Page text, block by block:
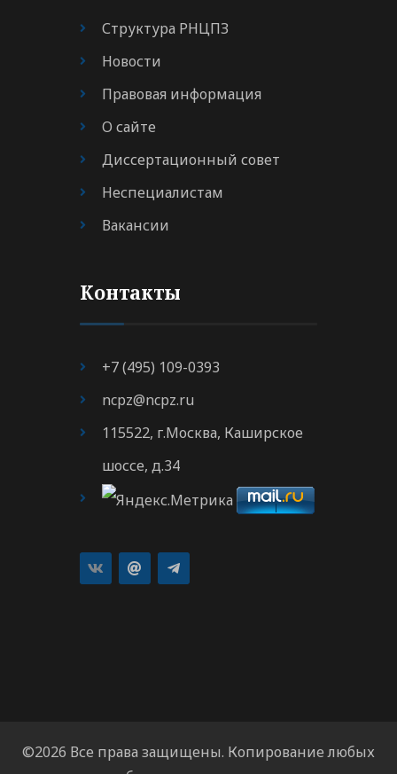
Структура РНЦПЗ
Новости
Правовая информация
О сайте
Диссертационный совет
Неспециалистам
Вакансии
Контакты
+7 (495) 109-0393
ncpz@ncpz.ru
115522, г.Москва, Каширское
шоссе, д.34
©2026 Все права защищены. Копирование любых